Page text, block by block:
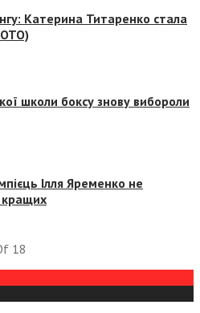
Катерина Титаренко стала
школи боксу знову вибороли
Ілля Яременко не
кращих
18